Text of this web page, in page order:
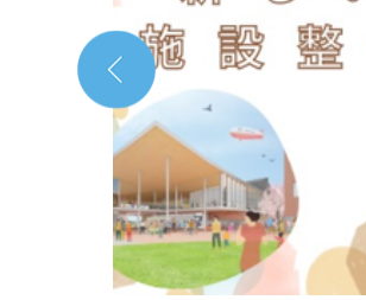
の
ス
ド